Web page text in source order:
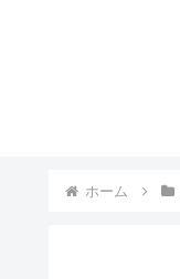
ホーム